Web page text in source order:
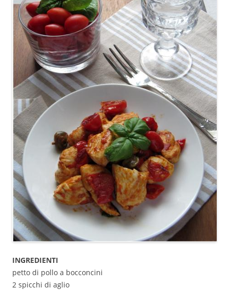
INGREDIENTI
petto di pollo a bocconcini
2 spicchi di aglio